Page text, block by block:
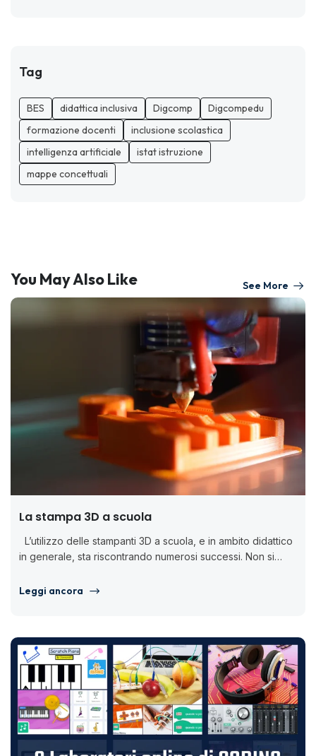
Tag
BES didattica inclusiva Digcomp
Digcompedu
formazione docenti
inclusione scolastica
intelligenza artificiale
istat istruzione
mappe concettuali
You May Also Like See More
La stampa 3D a scuola
L’utilizzo delle stampanti 3D a scuola, e in ambito didattico
in generale, sta riscontrando numerosi successi. Non si
Leggi ancora